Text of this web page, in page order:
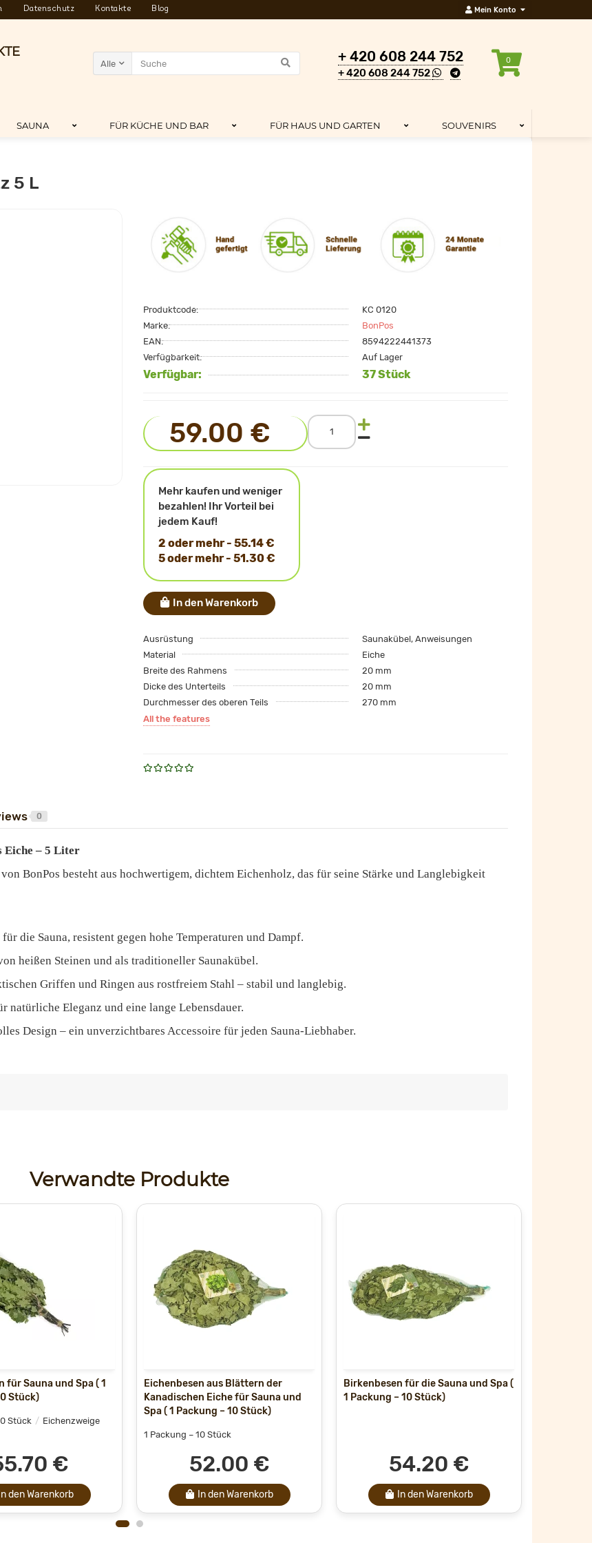
Datenschutz Kontakte Blog Mein Konto
Alle + 420 608 244 752
+ 420 608 244 752
0
SAUNA FÜR KÜCHE UND BAR FÜR HAUS UND GARTEN SOUVENIRS
5 L
Produktcode:
KC 0120
Marke:
BonPos
EAN:
8594222441373
Verfügbarkeit:
Auf Lager
Verfügbar: 37 Stück
59.00 €
Mehr kaufen und weniger
bezahlen! Ihr Vorteil bei
jedem Kauf!
2 oder mehr - 55.14 €
5 oder mehr - 51.30 €
In den Warenkorb
Ausrüstung
Saunakübel, Anweisungen
Material
Eiche
Breite des Rahmens
20 mm
Dicke des Unterteils
20 mm
Durchmesser des oberen Teils
270 mm
All the features
0
Eiche – 5 Liter
BonPos besteht aus hochwertigem, dichtem Eichenholz, das für seine Stärke und Langlebigkeit
die Sauna, resistent gegen hohe Temperaturen und Dampf.
heißen Steinen und als traditioneller Saunakübel.
Griffen und Ringen aus rostfreiem Stahl – stabil und langlebig.
natürliche Eleganz und eine lange Lebensdauer.
Design – ein unverzichtbares Accessoire für jeden Sauna-Liebhaber.
Verwandte Produkte
für Sauna und Spa ( 1
Stück)
Stück Eichenzweige
€
In den Warenkorb
Eichenbesen aus Blättern der
Kanadischen Eiche für Sauna und
Spa ( 1 Packung – 10 Stück)
1 Packung – 10 Stück
52.00 €
In den Warenkorb
Birkenbesen für die Sauna und Spa (
1 Packung – 10 Stück)
54.20 €
In den Warenkorb